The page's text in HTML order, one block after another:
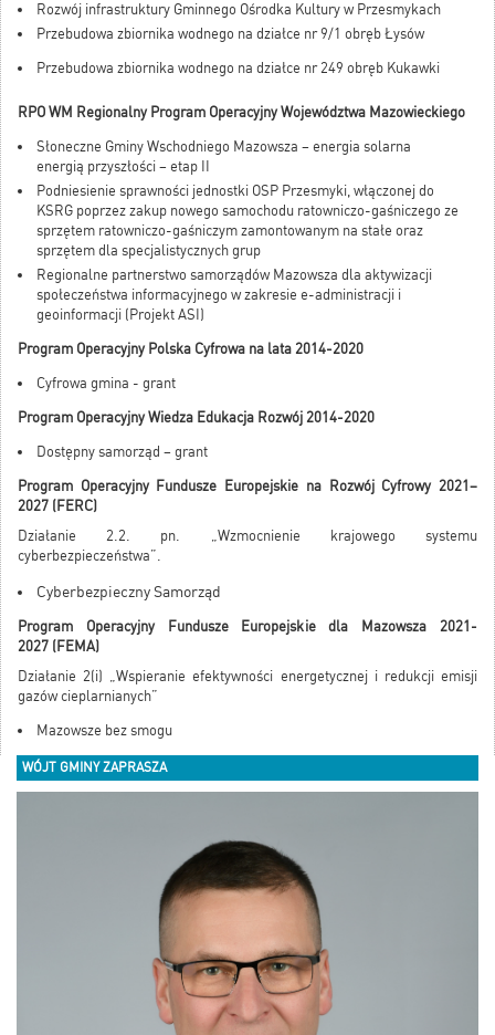
Rozwój infrastruktury Gminnego Ośrodka Kultury w Przesmykach
Przebudowa zbiornika wodnego na działce nr 9/1 obręb Łysów
Przebudowa zbiornika wodnego na działce nr 249 obręb Kukawki
RPO WM Regionalny Program Operacyjny Województwa Mazowieckiego
Słoneczne Gminy Wschodniego Mazowsza – energia solarna
energią przyszłości – etap II
Podniesienie sprawności jednostki OSP Przesmyki, włączonej do
KSRG poprzez zakup nowego samochodu ratowniczo-gaśniczego ze
sprzętem ratowniczo-gaśniczym zamontowanym na stałe oraz
sprzętem dla specjalistycznych grup
Regionalne partnerstwo samorządów Mazowsza dla aktywizacji
społeczeństwa informacyjnego w zakresie e-administracji i
geoinformacji (Projekt ASI)
Program Operacyjny Polska Cyfrowa na lata 2014-2020
Cyfrowa gmina - grant
Program Operacyjny Wiedza Edukacja Rozwój 2014-2020
Dostępny samorząd – grant
Program Operacyjny Fundusze Europejskie na Rozwój Cyfrowy 2021–
2027 (FERC)
Działanie 2.2. pn. „Wzmocnienie krajowego systemu
cyberbezpieczeństwa”.
Cyberbezpieczny Samorząd
Program Operacyjny Fundusze Europejskie dla Mazowsza 2021-
2027 (FEMA)
Działanie 2(i) „Wspieranie efektywności energetycznej i redukcji emisji
gazów cieplarnianych”
Mazowsze bez smogu
WÓJT GMINY ZAPRASZA